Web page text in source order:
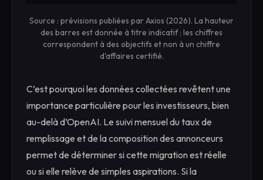
Source : prévisions publiées par Axios (2026). La hauteur
des barres est donnée à titre indicatif ; les chiffres
correspondent à des objectifs et non à un chiffre
d'affaires certifié.
C’est pourquoi les données collectées revêtent une
importance particulière pour les investisseurs, bien
au-delà d’OpenAI. Le suivi mensuel du taux de
remplissage et de la composition des annonceurs
permet de déterminer si cette migration est réelle
ou si elle relève de simples aspirations. Si la